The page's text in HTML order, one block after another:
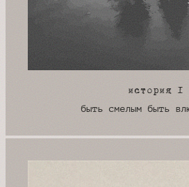
история 1
быть смелым быть